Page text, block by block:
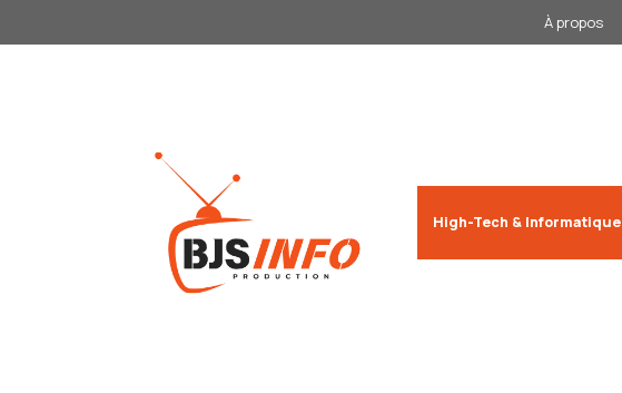
au
À propos
High-Tech & Informatique